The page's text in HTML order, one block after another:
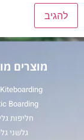
מוצרים
Boarding
חליפות
גלשני